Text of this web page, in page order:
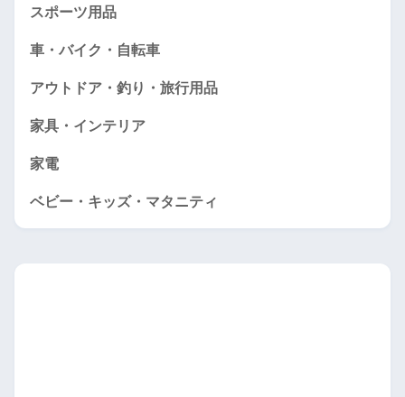
スポーツ用品
車・バイク・自転車
アウトドア・釣り・旅行用品
家具・インテリア
家電
ベビー・キッズ・マタニティ